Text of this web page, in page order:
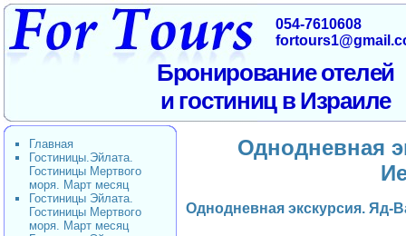
054-7610608
Бронирование отелей
и гостиниц в Израиле
Главная
Гостиницы.Эйлата.
Гостиницы Мертвого
моря. Март месяц
Гостиницы Эйлата.
Гостиницы Мертвого
моря. Март месяц
Однодневная
Однодневная экскурсия. Яд-